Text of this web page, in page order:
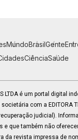
MundoBrasilGente
CiênciaSaúde
LTDA é um portal digital
com a EDITORA
(recuperação judicial).
e que também não
da revista impressa de